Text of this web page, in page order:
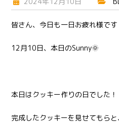
皆さん、今日も一日お疲れ様です
12月10日、本日のSunny🌞
本日はクッキー作りの日でした！
完成したクッキーを見せてもら